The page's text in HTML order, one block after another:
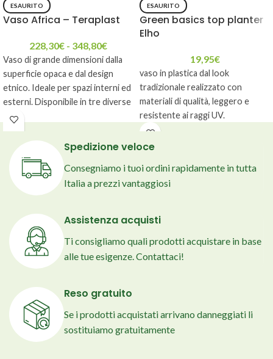
ESAURITO
Vaso Africa – Teraplast
228,30€ - 348,80€
Vaso di grande dimensioni dalla
superficie opaca e dal design
etnico. Ideale per spazi interni ed
esterni. Disponibile in tre diverse
colorazioni e due misure.
ESAURITO
Green basics top planter
Elho
19,95€
vaso in plastica dal look
tradizionale realizzato con
materiali di qualità, leggero e
resistente ai raggi UV.
Spedizione veloce
Consegniamo i tuoi ordini rapidamente in tutta
Italia a prezzi vantaggiosi
Assistenza acquisti
Ti consigliamo quali prodotti acquistare in base
alle tue esigenze. Contattaci!
Reso gratuito
Se i prodotti acquistati arrivano danneggiati li
sostituiamo gratuitamente